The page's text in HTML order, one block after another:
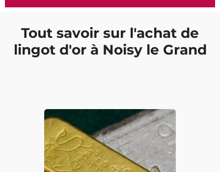
Tout savoir sur l'achat de
lingot d'or à Noisy le Grand